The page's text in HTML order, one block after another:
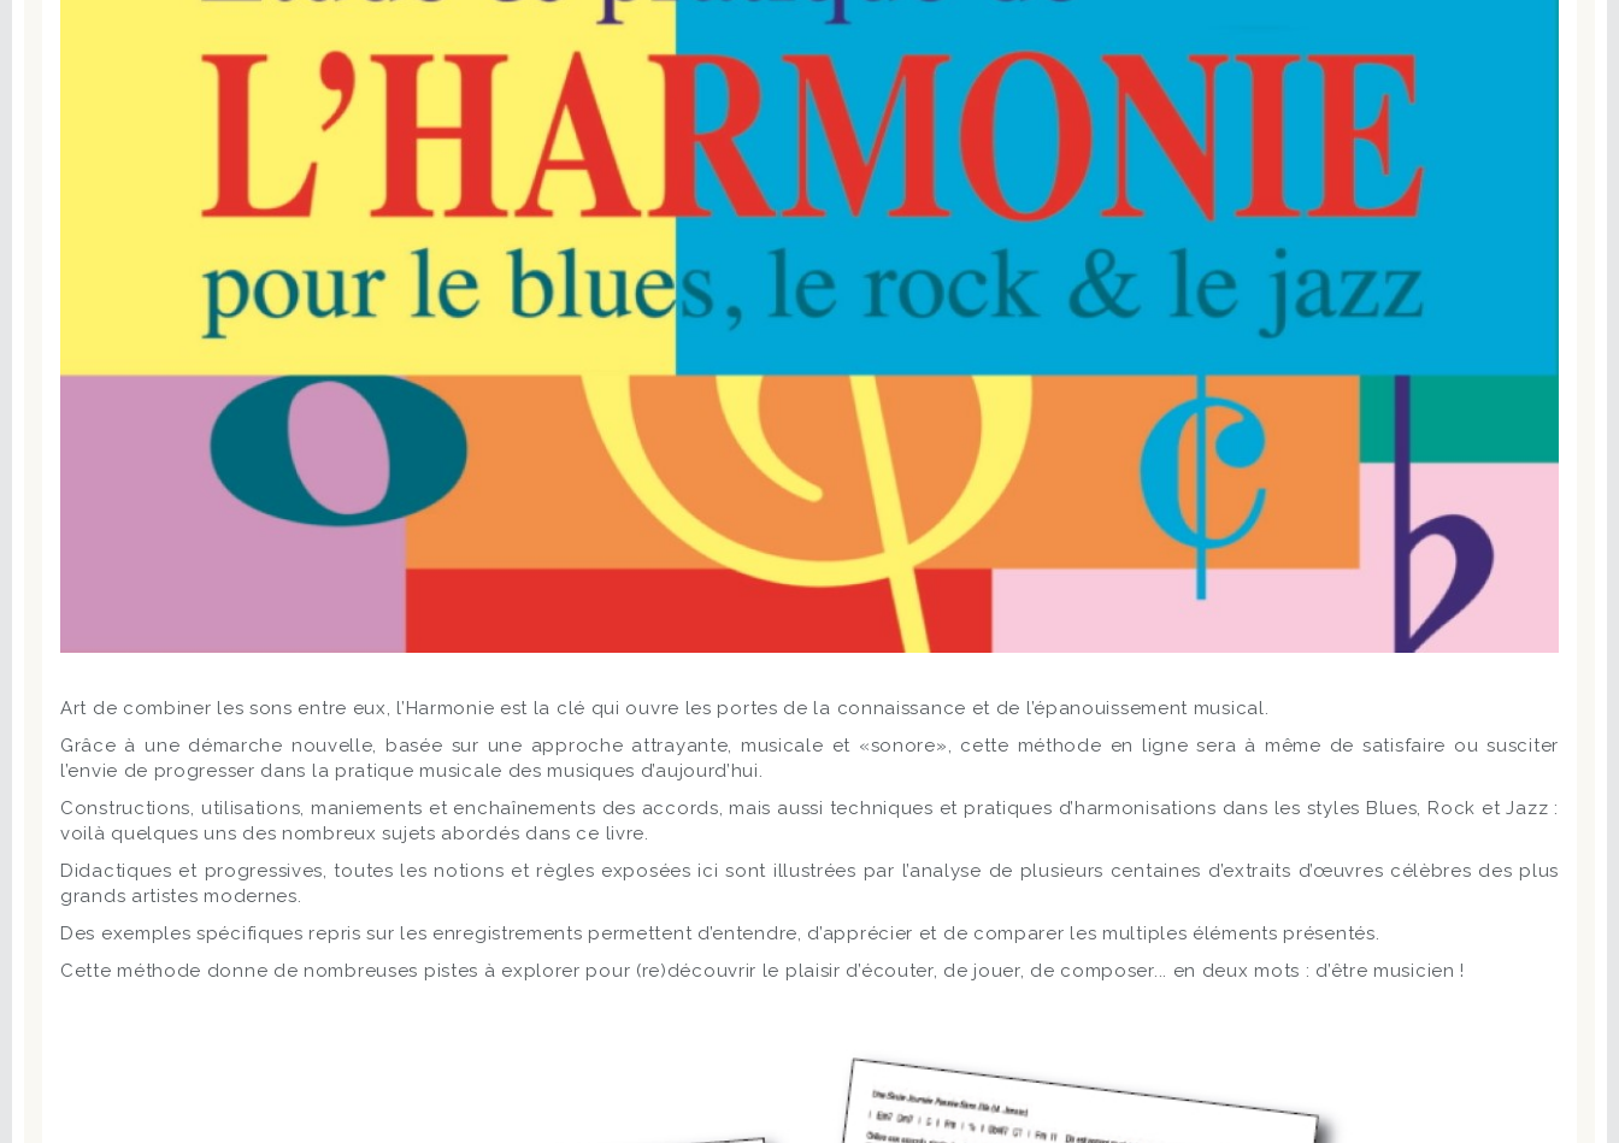
Art de combiner les sons entre eux, l’Harmonie est la clé qui ouvre les portes de la connaissance et de l’épanouissement musical.
Grâce à une démarche nouvelle, basée sur une approche attrayante, musicale et «sonore», cette méthode en ligne sera à même de satisfaire ou susciter
l’envie de progresser dans la pratique musicale des musiques d’aujourd’hui.
Constructions, utilisations, maniements et enchaînements des accords, mais aussi techniques et pratiques d’harmonisations dans les styles Blues, Rock et Jazz :
voilà quelques uns des nombreux sujets abordés dans ce livre.
Didactiques et progressives, toutes les notions et règles exposées ici sont illustrées par l’analyse de plusieurs centaines d’extraits d’œuvres célèbres des plus
grands artistes modernes.
Des exemples spécifiques repris sur les enregistrements permettent d’entendre, d’apprécier et de comparer les multiples éléments présentés.
Cette méthode donne de nombreuses pistes à explorer pour (re)découvrir le plaisir d’écouter, de jouer, de composer... en deux mots : d’être musicien !